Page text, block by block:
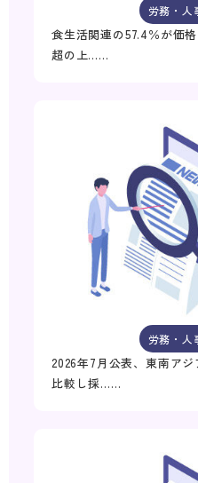
労務・人
食生活関連の57.4％が価
超の上……
労務・人
2026年7月公表、東南ア
比較し採……